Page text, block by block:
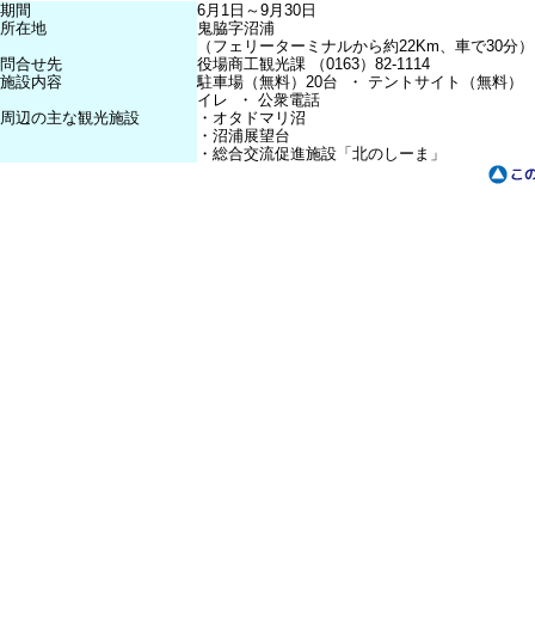
期間
6月1日～9月30日
所在地
鬼脇字沼浦
（フェリーターミナルから約22Km、車で30分）
問合せ先
役場商工観光課 （0163）82-1114
施設内容
駐車場（無料）20台 ・ テントサイト（無料
イレ ・ 公衆電話
周辺の主な観光施設
・オタドマリ沼
・沼浦展望台
・総合交流促進施設「北のしーま」